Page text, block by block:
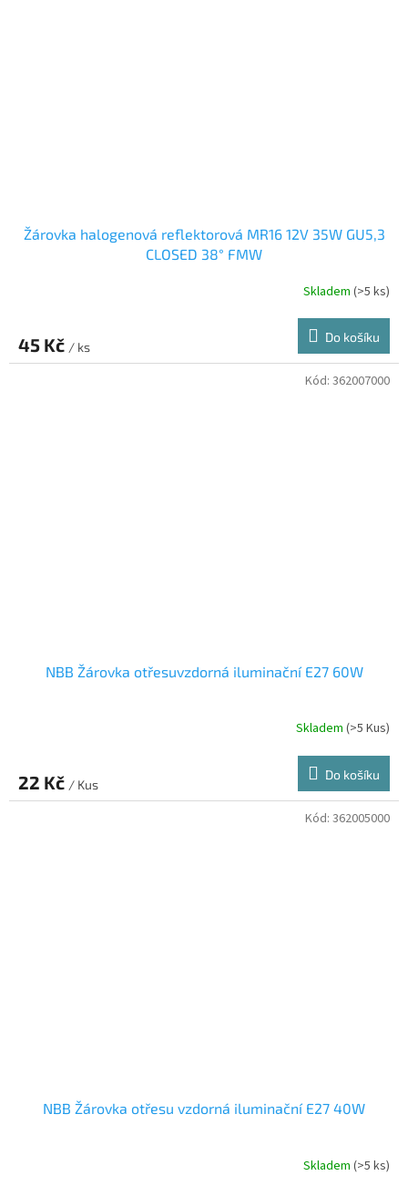
Žárovka halogenová reflektorová MR16 12V 35W GU5,3
CLOSED 38° FMW
Skladem (>5 ks)
45 Kč / ks
Do košíku
NBB Žárovka otřesuvzdorná iluminační E27 60W
je
5,0
Skladem(>5 Kus)
22 Kč / Kus
Do košíku
Kód: 362007000
NBB Žárovka otřesu vzdorná iluminační E27 40W
Skladem (>5 ks)
Kód: 362005000